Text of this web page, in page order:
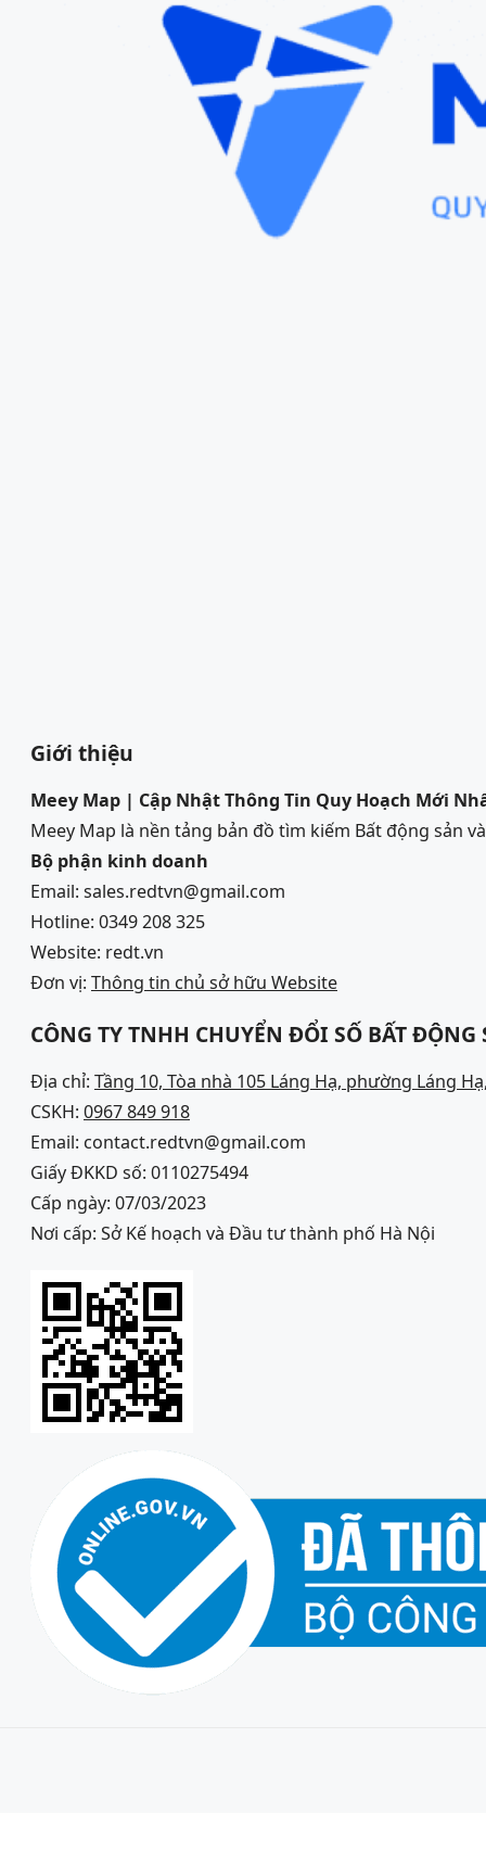
Giới thiệu
Meey Map | Cập Nhật Thông Tin Quy Hoạch Mới
Meey Map là nền tảng bản đồ tìm kiếm Bất động sản
Bộ phận kinh doanh
Email: sales.redtvn@gmail.com
Hotline: 0349 208 325
Website: redt.vn
Đơn vị: Thông tin chủ sở hữu Website
CÔNG TY TNHH CHUYỂN ĐỔI SỐ BẤT ĐỘNG
Địa chỉ: Tầng 10, Tòa nhà 105 Láng Hạ, phường Láng
CSKH: 0967 849 918
Email: contact.redtvn@gmail.com
Giấy ĐKKD số: 0110275494
Cấp ngày: 07/03/2023
Nơi cấp: Sở Kế hoạch và Đầu tư thành phố Hà Nội